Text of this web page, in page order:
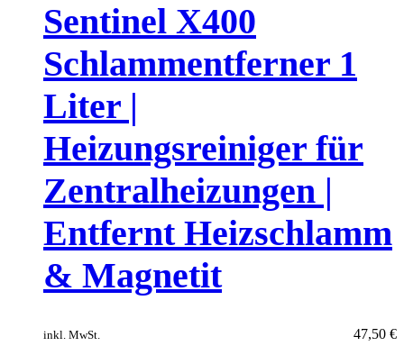
Sentinel X400
Schlammentferner 1
Liter |
Heizungsreiniger für
Zentralheizungen |
Entfernt Heizschlamm
& Magnetit
47,50 €
inkl. MwSt.